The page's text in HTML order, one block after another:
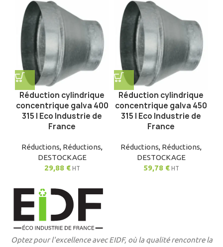
Réduction cylindrique
concentrique galva 400
315 | Eco Industrie de
France
Réductions, Réductions,
DESTOCKAGE
29,88 € HT
Réduction cylindrique
concentrique galva 450
315 | Eco Industrie de
France
Réductions, Réductions,
DESTOCKAGE
59,78 € HT
Optez pour l'excellence avec EIDF, où la qualité rencontre la